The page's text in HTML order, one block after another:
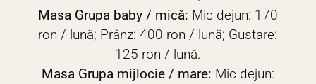
Masa Grupa baby / mică: Mic dejun: 170
ron / lună; Prânz: 400 ron / lună; Gustare:
125 ron / lună.
Masa Grupa mijlocie / mare: Mic dejun: